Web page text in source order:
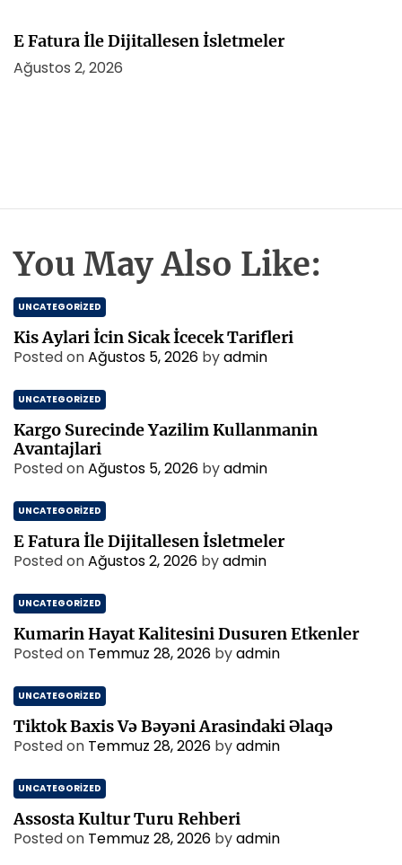
E Fatura İle Dijitallesen İsletmeler
Ağustos 2, 2026
You May Also Like:
UNCATEGORIZED
Kis Aylari İcin Sicak İcecek Tarifleri
Posted onAğustos 5, 2026 byadmin
UNCATEGORIZED
Kargo Surecinde Yazilim Kullanmanin
Avantajlari
Posted onAğustos 5, 2026 byadmin
UNCATEGORIZED
E Fatura İle Dijitallesen İsletmeler
Posted onAğustos 2, 2026 byadmin
UNCATEGORIZED
Kumarin Hayat Kalitesini Dusuren Etkenler
Posted on Temmuz 28, 2026 byadmin
UNCATEGORIZED
Tiktok Baxis Və Bəyəni Arasindaki Əlaqə
Posted on Temmuz 28, 2026 byadmin
UNCATEGORIZED
Assosta Kultur Turu Rehberi
Posted on Temmuz 28, 2026 byadmin